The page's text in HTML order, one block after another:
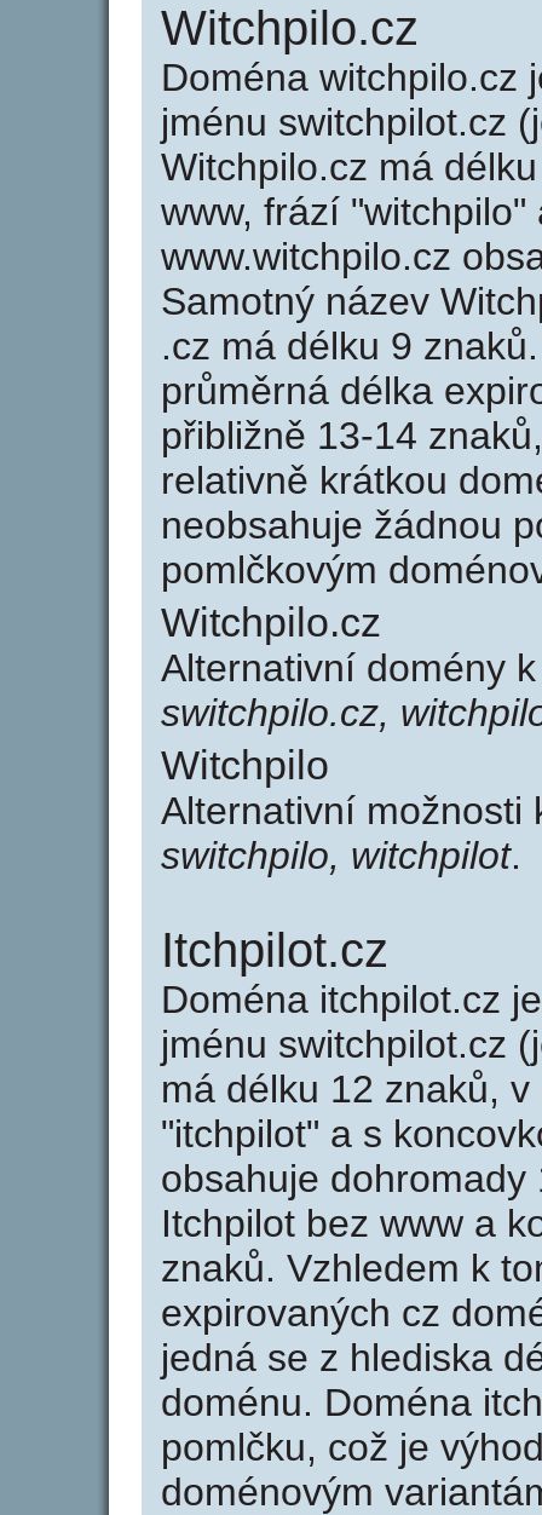
Witchpilo.cz
Doména witchpilo.cz
jménu switchpilot.cz
Witchpilo.cz má
www, frází
www.witchpilo.cz
Samotný název
.cz má délku 9
průměrná délka
přibližně 13-14
relativně krátkou
neobsahuje žádnou
pomlčkovým
Witchpilo.cz
Alternativní domény
switchpilo.cz,
Witchpilo
Alternativní možnosti
switchpilo, witchpilot.
Itchpilot.cz
Doména itchpilot.cz
jménu switchpilot.cz
má délku 12 znaků,
"itchpilot" a s
obsahuje
Itchpilot bez www a
znaků. Vzhledem k
expirovaných cz
jedná se z hlediska
doménu. Doména
pomlčku, což je
doménovým